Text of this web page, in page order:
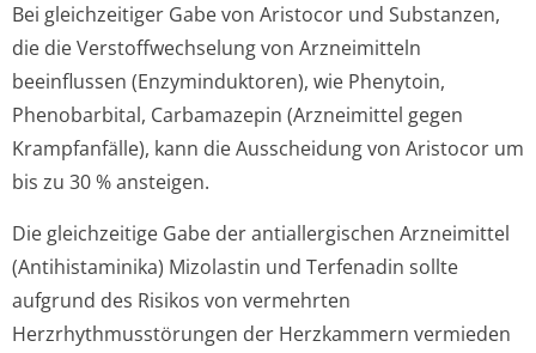
Bei gleichzeitiger Gabe von Aristocor und Substanzen,
die die Verstoffwechselung von Arzneimitteln
beeinflussen (Enzyminduktoren), wie Phenytoin,
Phenobarbital, Carbamazepin (Arzneimittel gegen
Krampfanfälle), kann die Ausscheidung von Aristocor um
bis zu 30 % ansteigen.
Die gleichzeitige Gabe der antiallergischen Arzneimittel
(Antihistaminika) Mizolastin und Terfenadin sollte
aufgrund des Risikos von vermehrten
Herzrhythmusstörun­gen der Herzkammern vermieden